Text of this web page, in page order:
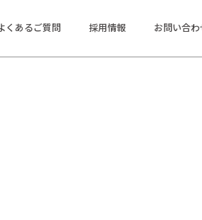
くあるご質問 採用情報 お問い合わ